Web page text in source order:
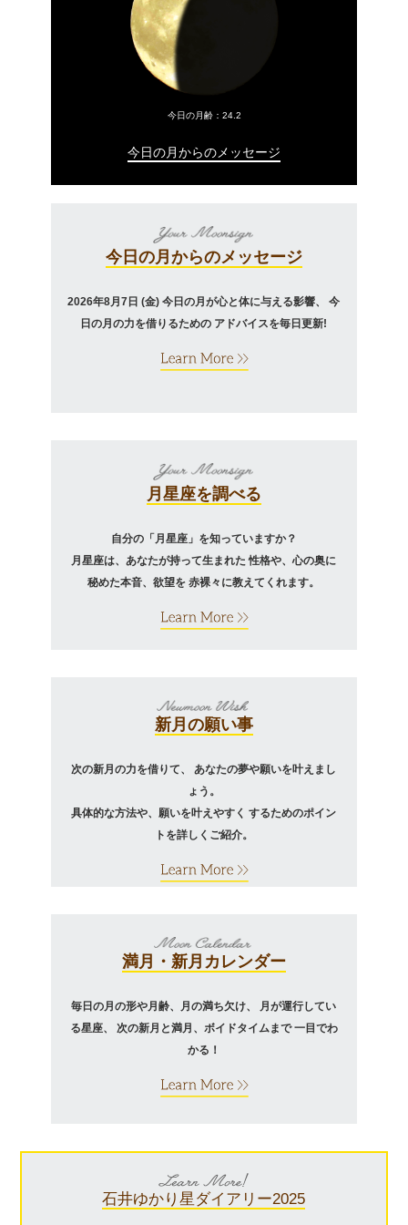
今日の月齢： 24.2
今日の月からのメッセージ
今日の月からのメッセージ
2026年8月7日 (金)今日の月が心と体に与える影響、
今
日の月の力を借りるための アドバイスを毎日更新!
月星座を調べる
自分の「月星座」を知っていますか？
月星座は、あなたが持って生まれた性格や、心の奥に
秘めた本音、欲望を 赤裸々に教えてくれます。
新月の願い事
次の新月の力を借りて、あなたの夢や願いを叶えまし
ょう。
具体的な方法や、願いを叶えやすくするためのポイン
トを詳しくご紹介。
満月・新月カレンダー
毎日の月の形や月齢、月の満ち欠け、 月が運行してい
る星座、
次の新月と満月、ボイドタイムまで 一目でわ
かる！
石井ゆかり星ダイアリー2025